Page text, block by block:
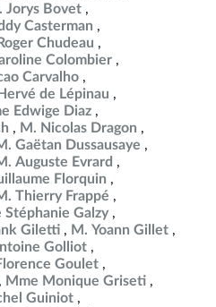
Jorys Bovet
Casterman
Chudeau
Colombier
Carvalho
de Lépinau
Edwige Diaz
M. Nicolas Dragon
Gaëtan Dussausaye
Auguste Evrard
Florquin
Thierry Frappé
Stéphanie Galzy
Giletti
M. Yoann Gillet
Golliot
Goulet
Mme Monique Griseti
Guiniot